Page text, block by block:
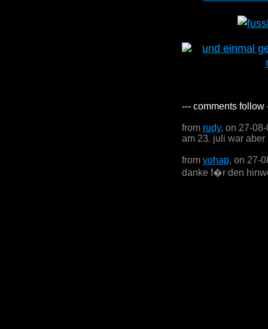
--- comments follow
from rudy, on 27-
am 23. juli war aber
from yohap, on 27-
danke f�r den